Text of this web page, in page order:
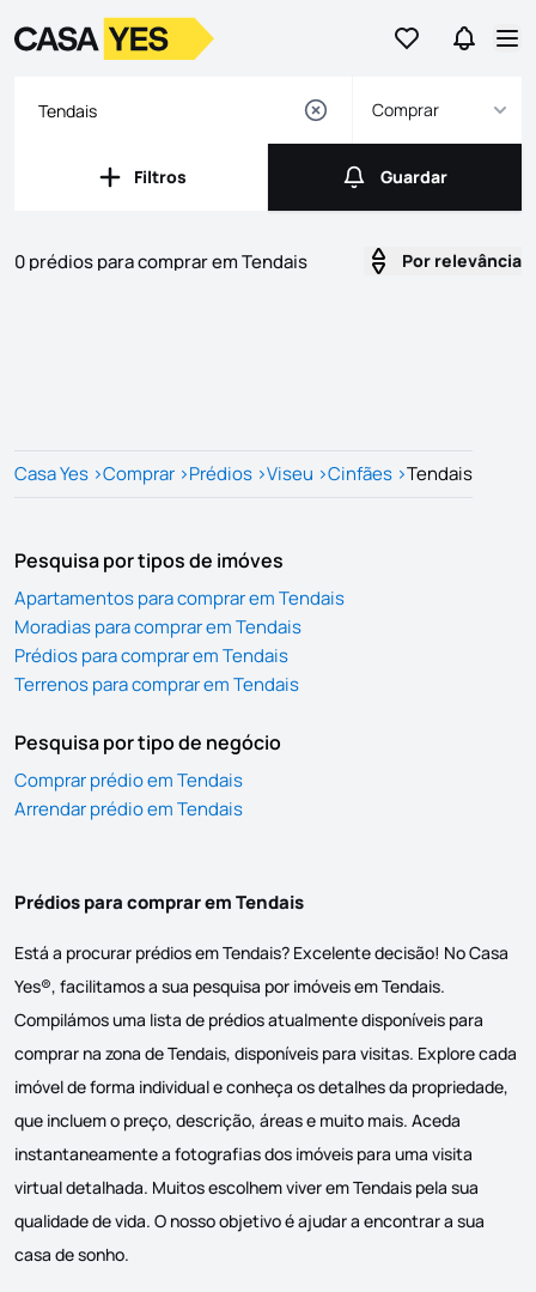
Ir para osIr para
LogoIr para a homepage
Comprar
Filtros
Filtros Guardar
Guardar
0 prédios para comprar em Tendais Por relevância
Casa Yes >Comprar >Prédios >Viseu >Cinfães >Tendais
Pesquisa por tipos de imóves
Apartamentos para comprar em Tendais
Moradias para comprar em Tendais
Prédios para comprar em Tendais
Terrenos para comprar em Tendais
Pesquisa por tipo de negócio
Comprar prédio em Tendais
Arrendar prédio em Tendais
Prédios para comprar em Tendais
Está a procurar prédios em Tendais? Excelente decisão! No Casa
Yes®, facilitamos a sua pesquisa por imóveis em Tendais.
Compilámos uma lista de prédios atualmente disponíveis para
comprar na zona de Tendais, disponíveis para visitas. Explore cada
imóvel de forma individual e conheça os detalhes da propriedade,
que incluem o preço, descrição, áreas e muito mais. Aceda
instantaneamente a fotografias dos imóveis para uma visita
virtual detalhada. Muitos escolhem viver em Tendais pela sua
qualidade de vida. O nosso objetivo é ajudar a encontrar a sua
casa de sonho.